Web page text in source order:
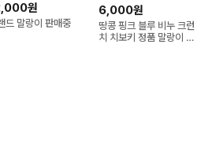
원
드 말랑이 판매중
6,000원
땅콩 핑크 블루 비누 크런
치 치보키 정품 말랑이 슬